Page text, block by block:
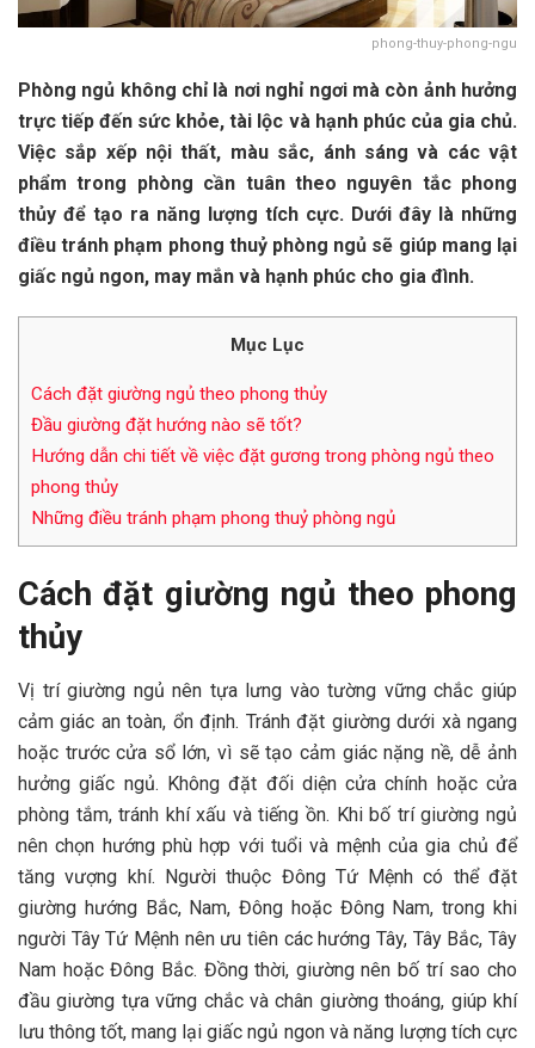
phong-thuy-phong-ngu
Phòng ngủ không chỉ là nơi nghỉ ngơi mà còn ảnh hưởng
trực tiếp đến sức khỏe, tài lộc và hạnh phúc của gia chủ.
Việc sắp xếp nội thất, màu sắc, ánh sáng và các vật
phẩm trong phòng cần tuân theo nguyên tắc phong
thủy để tạo ra năng lượng tích cực. Dưới đây là những
điều tránh phạm phong thuỷ phòng ngủ sẽ giúp mang lại
giấc ngủ ngon, may mắn và hạnh phúc cho gia đình.
Mục Lục
Cách đặt giường ngủ theo phong thủy
Đầu giường đặt hướng nào sẽ tốt?
Hướng dẫn chi tiết về việc đặt gương trong phòng ngủ theo
phong thủy
Những điều tránh phạm phong thuỷ phòng ngủ
Cách đặt giường ngủ theo phong
thủy
Vị trí giường ngủ nên tựa lưng vào tường vững chắc giúp
cảm giác an toàn, ổn định. Tránh đặt giường dưới xà ngang
hoặc trước cửa sổ lớn, vì sẽ tạo cảm giác nặng nề, dễ ảnh
hưởng giấc ngủ. Không đặt đối diện cửa chính hoặc cửa
phòng tắm, tránh khí xấu và tiếng ồn. Khi bố trí giường ngủ
nên chọn hướng phù hợp với tuổi và mệnh của gia chủ để
tăng vượng khí. Người thuộc Đông Tứ Mệnh có thể đặt
giường hướng Bắc, Nam, Đông hoặc Đông Nam, trong khi
người Tây Tứ Mệnh nên ưu tiên các hướng Tây, Tây Bắc, Tây
Nam hoặc Đông Bắc. Đồng thời, giường nên bố trí sao cho
đầu giường tựa vững chắc và chân giường thoáng, giúp khí
lưu thông tốt, mang lại giấc ngủ ngon và năng lượng tích cực